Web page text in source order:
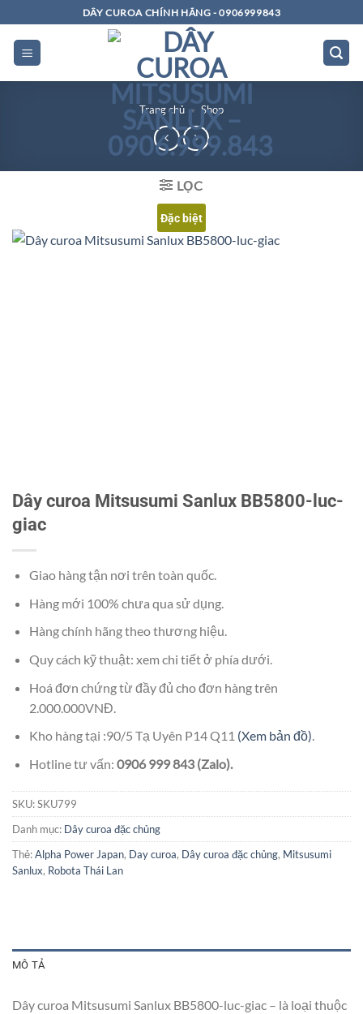
qua
dung
DÂY CUROA CHÍNH HÃNG - 0906999843
Trang chủ » Shop
LỌC
Đặc biệt
Dây curoa Mitsusumi Sanlux BB5800-luc-
giac
Giao hàng tận nơi trên toàn quốc.
Hàng mới 100% chưa qua sử dụng.
Hàng chính hãng theo thương hiệu.
Quy cách kỹ thuật: xem chi tiết ở phía dưới.
Hoá đơn chứng từ đầy đủ cho đơn hàng trên
2.000.000VNĐ.
Kho hàng tại :90/5 Tạ Uyên P14 Q11 (Xem bản đồ).
Hotline tư vấn: 0906 999 843 (Zalo).
SKU:SKU799
Danh mục: Dây curoa đặc chủng
Thẻ:Alpha Power Japan, Day curoa, Dây curoa đặc chủng, Mitsusumi
Sanlux, Robota Thái Lan
MÔ TẢ
Dây curoa Mitsusumi Sanlux BB5800-luc-giac – là loại thuộc